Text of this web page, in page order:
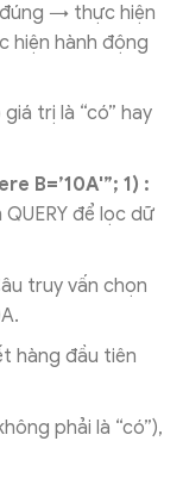
đúng → thực hiện
hiện hành động
trị là “có” hay
B=’10A'”; 1) :
để lọc dữ
truy vấn chọn
hàng đầu tiên
phải là “có”),